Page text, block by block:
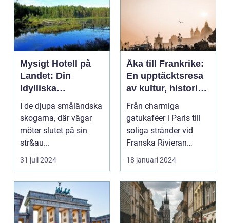
Mysigt Hotell på
Landet: Din
Idylliska
Tillflyktsort i
Småland
I de djupa småländska
skogarna, där vägar
möter slutet på sin
str&au...
31 juli 2024
Åka till Frankrike:
En upptäcktsresa
av kultur, historia
och god mat
Från charmiga
gatukaféer i Paris till
soliga stränder vid
Franska Rivieran
Frankrike erbjuder en
må...
18 januari 2024